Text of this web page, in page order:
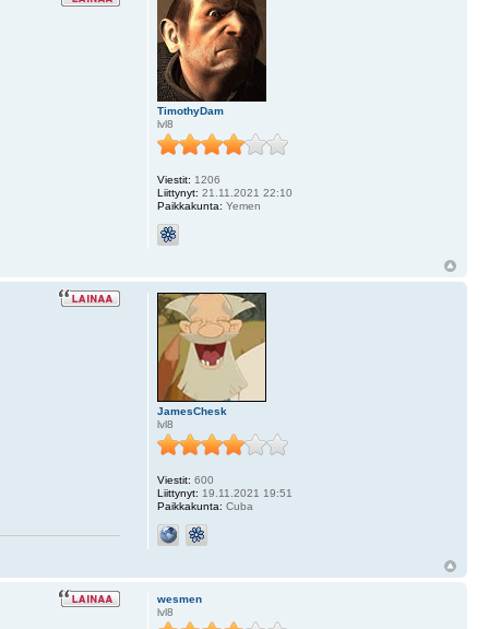
TimothyDam
lvl8
Viestit: 1206
Liittynyt: 21.11.2021 22:10
Paikkakunta: Yemen
JamesChesk
lvl8
Viestit: 600
Liittynyt: 19.11.2021 19:51
Paikkakunta: Cuba
wesmen
lvl8